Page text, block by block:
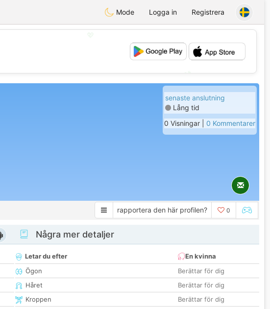
Mode Logga in Registrera
senaste anslutning
Lång tid
0 Visningar | 0 Kommentarer
rapportera den här profilen? 0
Några mer detaljer
Letar du efter
En kvinna
Ögon
Berättar för dig
Håret
Berättar för dig
Kroppen
Berättar för dig